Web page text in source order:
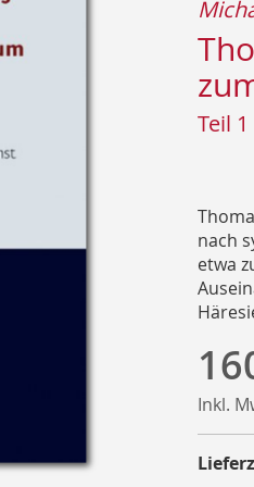
Teil 1
nach
etwa
Inkl.